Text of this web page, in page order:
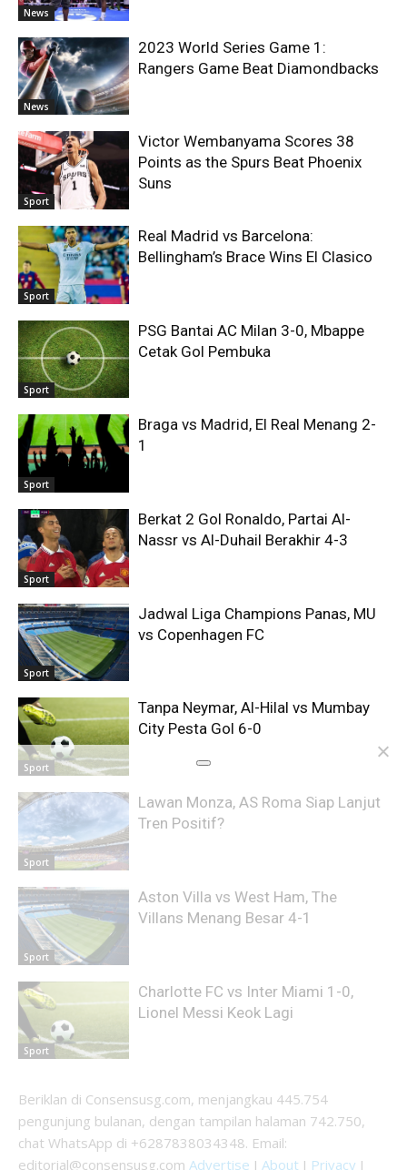
News
News
2023 World Series Game 1:
Rangers Game Beat Diamondbacks
Sport
Victor Wembanyama Scores 38
Points as the Spurs Beat Phoenix
Suns
Sport
Real Madrid vs Barcelona:
Bellingham’s Brace Wins El Clasico
Sport
PSG Bantai AC Milan 3-0, Mbappe
Cetak Gol Pembuka
Sport
Braga vs Madrid, El Real Menang 2-
1
Sport
Berkat 2 Gol Ronaldo, Partai Al-
Nassr vs Al-Duhail Berakhir 4-3
Sport
Jadwal Liga Champions Panas, MU
vs Copenhagen FC
Sport
Tanpa Neymar, Al-Hilal vs Mumbay
City Pesta Gol 6-0
Sport
Lawan Monza, AS Roma Siap Lanjut
Tren Positif?
Sport
Aston Villa vs West Ham, The
Villans Menang Besar 4-1
Sport
Charlotte FC vs Inter Miami 1-0,
Lionel Messi Keok Lagi
Beriklan di Consensusg.com, menjangkau 445.754
pengunjung bulanan, dengan tampilan halaman 742.750,
chat WhatsApp di +6287838034348. Email:
editorial@consensusg.com Advertise I About I Privacy I